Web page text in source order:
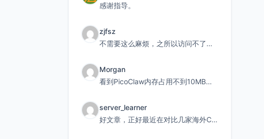
感谢指导。
zjfsz
不需要这么麻烦，之所以访问不了，是由于非对称路由的问题，在爱快主路由添加一条静态路由192.168.
Morgan
看到PicoClaw内存占用不到10MB这个数据真的很惊喜，确实很适合我这种想用旧设备折腾AI的小白
server_learner
好文章，正好最近在对比几家海外CDN。文中提到CF免费版不支持自定义回源端口和HOST这个痛点太真实